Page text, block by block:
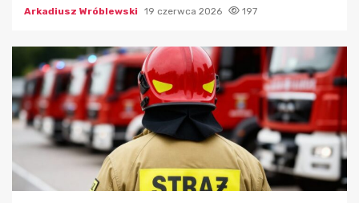
Arkadiusz Wróblewski 19 czerwca 2026 197